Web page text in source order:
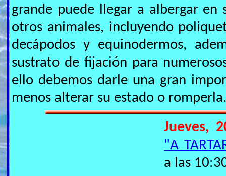
grande puede llegar a albergar en
otros animales, incluyendo
decápodos y equinodermos,
sustrato de fijación para
ello debemos darle una gran
menos alterar su estado o romperla.
Jueves,
"A
a las